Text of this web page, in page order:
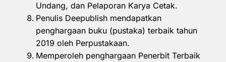
Undang, dan Pelaporan Karya Cetak.
Penulis Deepublish mendapatkan
penghargaan buku (pustaka) terbaik tahun
2019 oleh Perpustakaan.
Memperoleh penghargaan Penerbit Terbaik